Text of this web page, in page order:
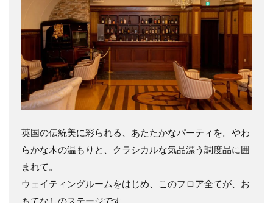
英国の伝統美に彩られる、あたたかなパーティを。やわ
らかな木の温もりと、クラシカルな気品漂う調度品に囲
まれて。
ウェイティングルームをはじめ、このフロア全てが、お
もてなしのステージです。